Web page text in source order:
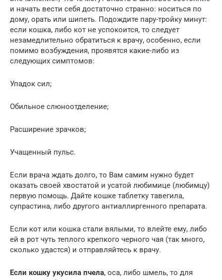
и начать вести себя достаточно странно: носиться по
дому, орать или шипеть. Подождите пару-тройку минут:
если кошка, либо кот не успокоится, то следует
незамедлительно обратиться к врачу, особенно, если
помимо возбуждения, проявятся какие-либо из
следующих симптомов:
Упадок сил;
Обильное слюноотделение;
Расширение зрачков;
Учащенный пульс.
Если врача ждать долго, то Вам самим нужно будет
оказать своей хвостатой и усатой любимице (любимцу)
первую помощь. Дайте кошке таблетку тавегила,
супрастина, либо другого антиаллиргенного препарата.
Если кот или кошка стали вялыми, то влейте ему, либо
ей в рот чуть теплого крепкого черного чая (так много,
сколько удастся) и отправляйтесь к врачу.
Если кошку укусила пчела, оса, либо шмель, то для